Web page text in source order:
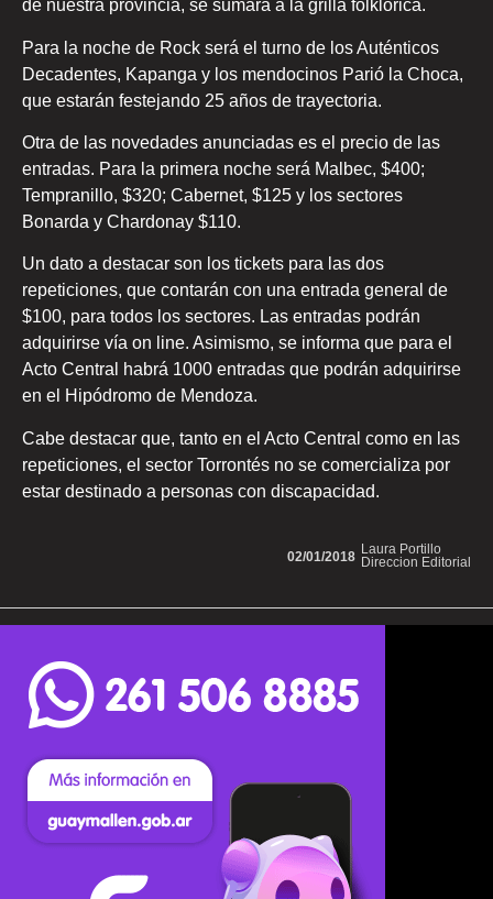
de nuestra provincia, se sumará a la grilla folklórica.
Para la noche de Rock será el turno de los Auténticos
Decadentes, Kapanga y los mendocinos Parió la Choca,
que estarán festejando 25 años de trayectoria.
Otra de las novedades anunciadas es el precio de las
entradas. Para la primera noche será Malbec, $400;
Tempranillo, $320; Cabernet, $125 y los sectores
Bonarda y Chardonay $110.
Un dato a destacar son los tickets para las dos
repeticiones, que contarán con una entrada general de
$100, para todos los sectores. Las entradas podrán
adquirirse vía on line. Asimismo, se informa que para el
Acto Central habrá 1000 entradas que podrán adquirirse
en el Hipódromo de Mendoza.
Cabe destacar que, tanto en el Acto Central como en las
repeticiones, el sector Torrontés no se comercializa por
estar destinado a personas con discapacidad.
Laura Portillo
Direccion Editorial
02/01/2018